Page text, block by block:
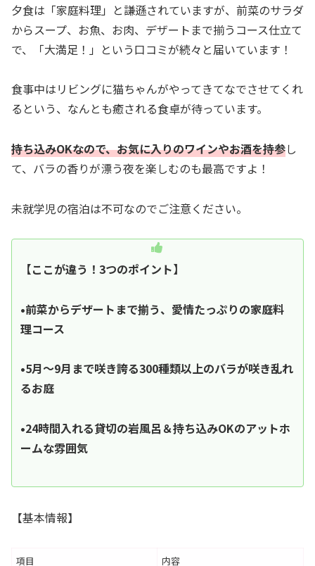
夕食は「家庭料理」と謙遜されていますが、前菜のサラダ
からスープ、お魚、お肉、デザートまで揃うコース仕立て
で、「大満足！」という口コミが続々と届いています！
食事中はリビングに猫ちゃんがやってきてなでさせてくれ
るという、なんとも癒される食卓が待っています。
持ち込みOKなので、お気に入りのワインやお酒を持参し
て、バラの香りが漂う夜を楽しむのも最高ですよ！
未就学児の宿泊は不可なのでご注意ください。
【ここが違う！3つのポイント】
•前菜からデザートまで揃う、愛情たっぷりの家庭料
理コース
•5月〜9月まで咲き誇る300種類以上のバラが咲き乱れ
るお庭
•24時間入れる貸切の岩風呂＆持ち込みOKのアットホ
ームな雰囲気
【基本情報】
項目 内容